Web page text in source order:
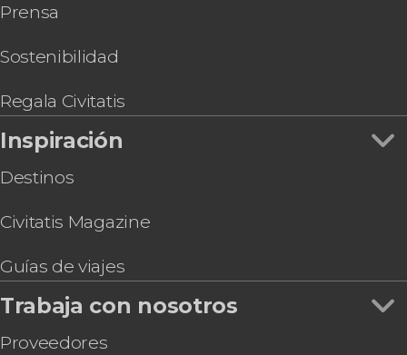
Prensa
Sostenibilidad
Regala Civitatis
Inspiración
Destinos
Civitatis Magazine
Guías de viajes
Trabaja con nosotros
Proveedores